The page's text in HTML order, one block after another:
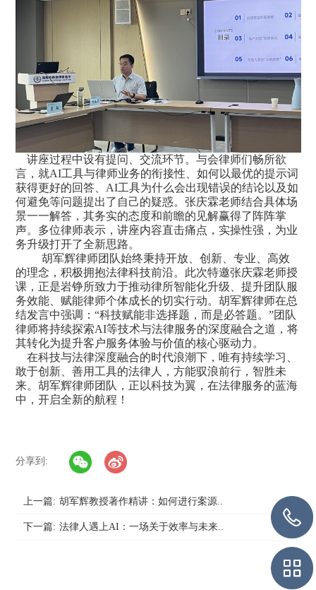
讲座过程中设有提问、交流环节。与会律师们畅所欲
言，就AI工具与律师业务的衔接性、如何以最优的提示词
获得更好的回答、AI工具为什么会出现错误的结论以及如
何避免等问题提出了自己的疑惑。张庆霖老师结合具体场
景一一解答，其务实的态度和前瞻的见解赢得了阵阵掌
声。多位律师表示，讲座内容直击痛点，实操性强，为业
务升级打开了全新思路。
胡军辉律师团队始终秉持开放、创新、专业、高效
的理念，积极拥抱法律科技前沿。此次特邀张庆霖老师授
课，正是岩铮所致力于推动律所智能化升级、提升团队服
务效能、赋能律师个体成长的切实行动。胡军辉律师在总
结发言中强调： “科技赋能非选择题，而是必答题。”团队
律师将持续探索AI等技术与法律服务的深度融合之道，将
其转化为提升客户服务体验与价值的核心驱动力。
在科技与法律深度融合的时代浪潮下，唯有持续学习、
敢于创新、善用工具的法律人，方能驭浪前行，智胜未
来。胡军辉律师团队，正以科技为翼，在法律服务的蓝海
中，开启全新的航程！
分享到:
上一篇: 胡军辉教授著作精讲：如何进行案源..
下一篇: 法律人遇上AI：一场关于效率与未来..